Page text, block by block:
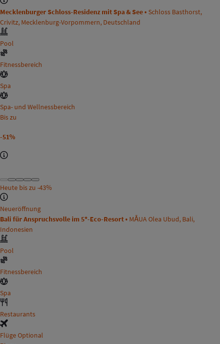
Mecklenburger Schloss-Residenz mit Spa & See • Schloss Basthorst,
Crivitz, Mecklenburg-Vorpommern, Deutschland
Pool
Fitnessbereich
Spa
Spa- und Wellnessbereich
Bis zu
-51%
Heute bis zu -43%
Neueröffnung
Bali für Anspruchsvolle im 5*-Eco-Resort • MĀUA Olea Ubud, Bali,
Indonesien
Pool
Fitnessbereich
Spa
Restaurants
Flüge Optional